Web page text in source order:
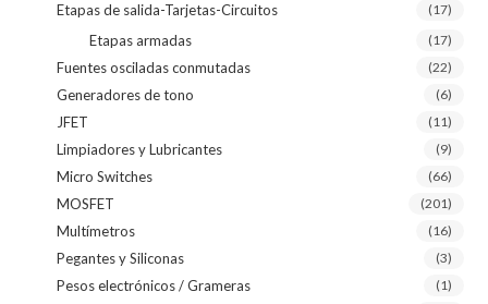
Etapas de salida-Tarjetas-Circuitos (17)
Etapas armadas (17)
Fuentes osciladas conmutadas (22)
Generadores de tono (6)
JFET (11)
Limpiadores y Lubricantes (9)
Micro Switches (66)
MOSFET (201)
Multímetros (16)
Pegantes y Siliconas (3)
Pesos electrónicos / Grameras (1)